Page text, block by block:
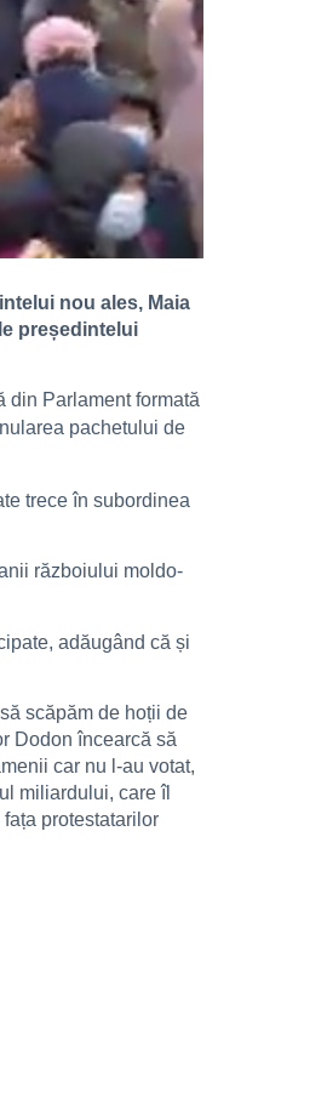
nou ales, Maia
președintelui
din Parlament formată
pachetului de
trece în subordinea
războiului moldo-
adăugând că și
scăpăm de hoții de
Dodon încearcă să
car nu l-au votat,
miliardului, care îl
protestatarilor